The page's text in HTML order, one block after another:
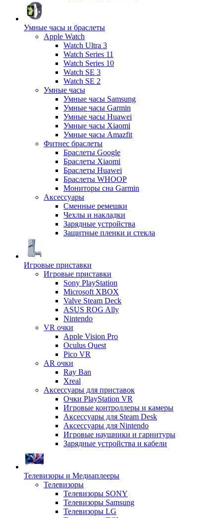
Умные часы и браслеты
Apple Watch
Watch Ultra 3
Watch Series 11
Watch Series 10
Watch SE 3
Watch SE 2
Умные часы
Умные часы Samsung
Умные часы Garmin
Умные часы Huawei
Умные часы Xiaomi
Умные часы Amazfit
Фитнес браслеты
Браслеты Google
Браслеты Xiaomi
Браслеты Huawei
Браслеты WHOOP
Мониторы сна Garmin
Аксессуары
Сменные ремешки
Чехлы и накладки
Зарядные устройства
Защитные пленки и стекла
Игровые приставки
Игровые приставки
Sony PlayStation
Microsoft XBOX
Valve Steam Deck
ASUS ROG Ally
Nintendo
VR очки
Apple Vision Pro
Oculus Quest
Pico VR
AR очки
Ray Ban
Xreal
Аксессуары для приставок
Очки PlayStation VR
Игровые контроллеры и камеры
Аксессуары для Steam Desk
Аксессуары для Nintendo
Игровые наушники и гарнитуры
Зарядные устройства и кабели
Телевизоры и Медиаплееры
Телевизоры
Телевизоры SONY
Телевизоры Samsung
Телевизоры LG